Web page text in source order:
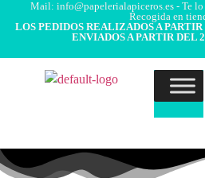
Mail: info@papelerialapiceros.es - Te
Recogida en
LOS PEDIDOS REALIZADOS A
ENVIADOS A PARTIR DEL